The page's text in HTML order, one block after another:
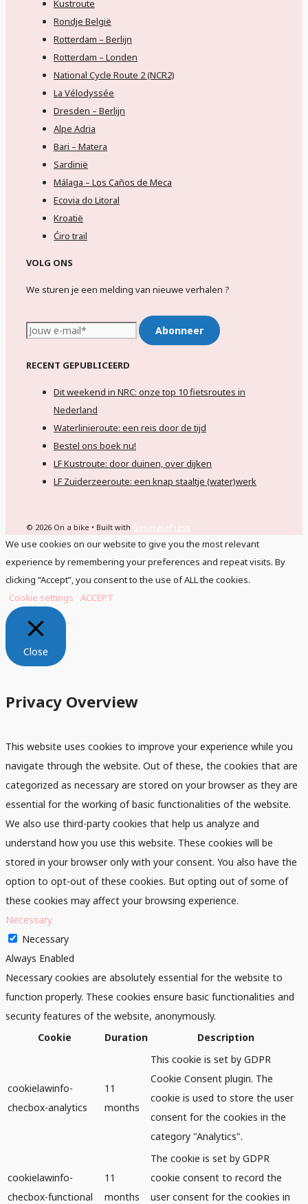
Kustroute
Rondje België
Rotterdam – Berlijn
Rotterdam – Londen
National Cycle Route 2 (NCR2)
La Vélodyssée
Dresden – Berlijn
Alpe Adria
Bari – Matera
Sardinië
Málaga – Los Caños de Meca
Ecovia do Litoral
Kroatië
Ćiro trail
VOLG ONS
We sturen je een melding van nieuwe verhalen ?
RECENT GEPUBLICEERD
Dit weekend in NRC: onze top 10 fietsroutes in
Nederland
Waterlinieroute: een reis door de tijd
Bestel ons boek nu!
LF Kustroute: door duinen, over dijken
LF Zuiderzeeroute: een knap staaltje (water)werk
© 2026 On a bike • Built with GeneratePress
We use cookies on our website to give you the most relevant
experience by remembering your preferences and repeat visits. By
clicking “Accept”, you consent to the use of ALL the cookies.
Cookie settings
ACCEPT
Close
Privacy Overview
This website uses cookies to improve your experience while you
navigate through the website. Out of these, the cookies that are
categorized as necessary are stored on your browser as they are
essential for the working of basic functionalities of the website.
We also use third-party cookies that help us analyze and
understand how you use this website. These cookies will be
stored in your browser only with your consent. You also have the
option to opt-out of these cookies. But opting out of some of
these cookies may affect your browsing experience.
Necessary
Necessary
Always Enabled
Necessary cookies are absolutely essential for the website to
function properly. These cookies ensure basic functionalities and
security features of the website, anonymously.
Cookie
Duration Description
cookielawinfo-
checbox-analytics
11
months
This cookie is set by GDPR
Cookie Consent plugin. The
cookie is used to store the user
consent for the cookies in the
category "Analytics".
cookielawinfo-
checbox-functional
11
months
The cookie is set by GDPR
cookie consent to record the
user consent for the cookies in